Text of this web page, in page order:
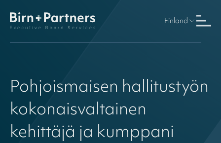
Finland
Pohjoismaisen hallitustyön
kokonaisvaltainen
kehittäjä ja kumppani